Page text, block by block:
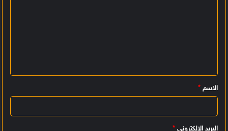
ي
ق
الاسم *
البريد الإلكتروني *